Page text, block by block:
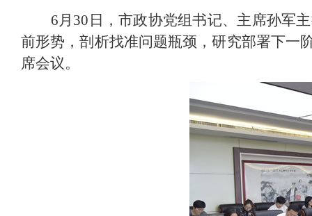
6月30日，市政协党组书记、主席孙军
前形势，剖析找准问题瓶颈，研究部署下一
席会议。